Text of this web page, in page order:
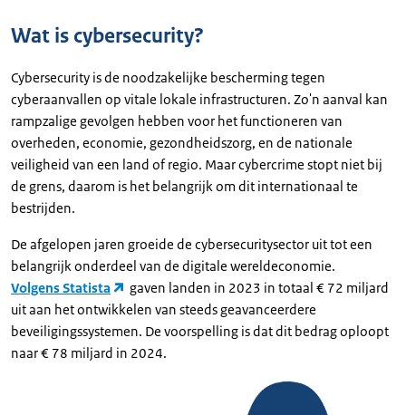
Wat is cybersecurity?
Cybersecurity is de noodzakelijke bescherming tegen
cyberaanvallen op vitale lokale infrastructuren. Zo'n aanval kan
rampzalige gevolgen hebben voor het functioneren van
overheden, economie, gezondheidszorg, en de nationale
veiligheid van een land of regio. Maar cybercrime stopt niet bij
de grens, daarom is het belangrijk om dit internationaal te
bestrijden.
De afgelopen jaren groeide de cybersecuritysector uit tot een
belangrijk onderdeel van de digitale wereldeconomie.
Volgens Statista
gaven landen in 2023 in totaal € 72 miljard
uit aan het ontwikkelen van steeds geavanceerdere
beveiligingssystemen. De voorspelling is dat dit bedrag oploopt
naar € 78 miljard in 2024.